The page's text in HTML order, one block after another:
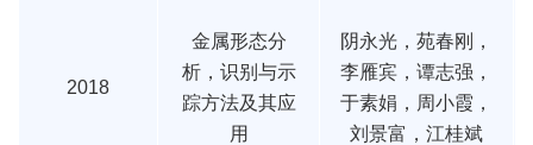
2018
金属形态分
析，识别与示
踪方法及其应
用
阴永光，苑春刚，
李雁宾，谭志强，
于素娟，周小霞，
刘景富，江桂斌